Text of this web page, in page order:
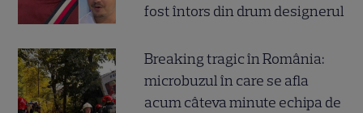
fost întors din drum designerul
Breaking tragic în România:
microbuzul în care se afla
acum câteva minute echipa de